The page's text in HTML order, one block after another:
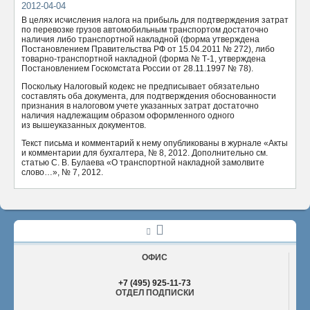
2012-04-04
В целях исчисления налога на прибыль для подтверждения затрат
по перевозке грузов автомобильным транспортом достаточно
наличия либо транспортной накладной (форма утверждена
Постановлением Правительства РФ от 15.04.2011 № 272), либо
товарно-транспортной накладной (форма № Т-1, утверждена
Постановлением Госкомстата России от 28.11.1997 № 78).
Поскольку Налоговый кодекс не предписывает обязательно
составлять оба документа, для подтверждения обоснованности
признания в налоговом учете указанных затрат достаточно
наличия надлежащим образом оформленного одного
из вышеуказанных документов.
Текст письма и комментарий к нему опубликованы в журнале «Акты
и комментарии для бухгалтера, № 8, 2012. Дополнительно см.
статью С. В. Булаева «О транспортной накладной замолвите
слово…», № 7, 2012.
ОФИС
+7 (495) 925-11-73
ОТДЕЛ ПОДПИСКИ
ОТПРАВИТЬ